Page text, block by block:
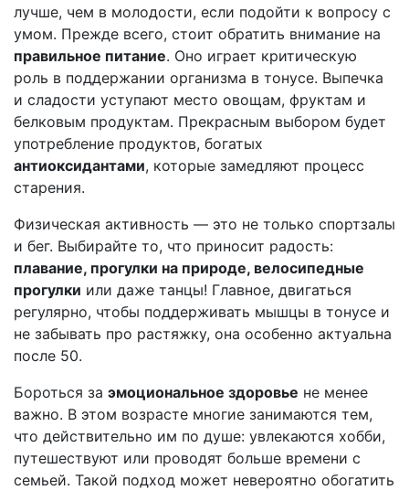
лучше, чем в молодости, если подойти к вопросу с
умом. Прежде всего, стоит обратить внимание на
правильное питание. Оно играет критическую
роль в поддержании организма в тонусе. Выпечка
и сладости уступают место овощам, фруктам и
белковым продуктам. Прекрасным выбором будет
употребление продуктов, богатых
антиоксидантами, которые замедляют процесс
старения.
Физическая активность — это не только спортзалы
и бег. Выбирайте то, что приносит радость:
плавание, прогулки на природе, велосипедные
прогулки или даже танцы! Главное, двигаться
регулярно, чтобы поддерживать мышцы в тонусе и
не забывать про растяжку, она особенно актуальна
после 50.
Бороться за эмоциональное здоровье не менее
важно. В этом возрасте многие занимаются тем,
что действительно им по душе: увлекаются хобби,
путешествуют или проводят больше времени с
семьей. Такой подход может невероятно обогатить